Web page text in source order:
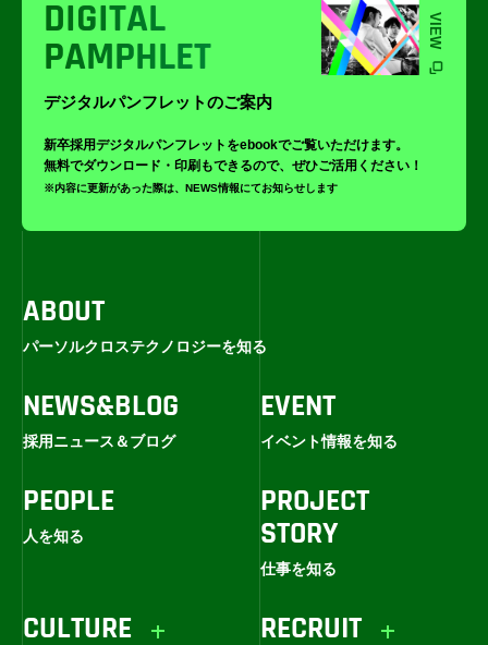
DIGITAL
PAMPHLET
デジタルパンフレットのご案内
新卒採用デジタルパンフレットをebookでご覧いただけます。
無料でダウンロード・印刷もできるので、ぜひご活用ください！
※内容に更新があった際は、NEWS情報にてお知らせします
VIEW
ABOUT
パーソルクロステクノロジーを知る
NEWS&BLOG
採用ニュース＆ブログ
EVENT
イベント情報を知る
PEOPLE
人を知る
PROJECT
STORY
仕事を知る
CULTURE RECRUIT